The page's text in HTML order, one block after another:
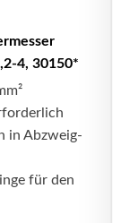
4, 30150*
in Abzweig-
für den